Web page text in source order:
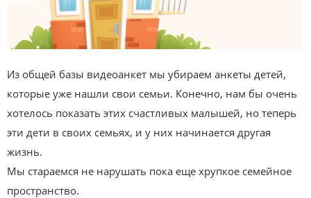
Из общей базы видеоанкет мы убираем анкеты детей,
которые уже нашли свои семьи. Конечно, нам бы очень
хотелось показать этих счастливых малышей, но теперь
эти дети в своих семьях, и у них начинается другая
жизнь.
Мы стараемся не нарушать пока еще хрупкое семейное
пространство.